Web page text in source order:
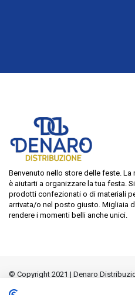
Benvenuto nello store delle feste. La
è aiutarti a organizzare la tua festa.
prodotti confezionati o di materiali
arrivata/o nel posto giusto. Migliaia
rendere i momenti belli anche unici.
© Copyright 2021 | Denaro